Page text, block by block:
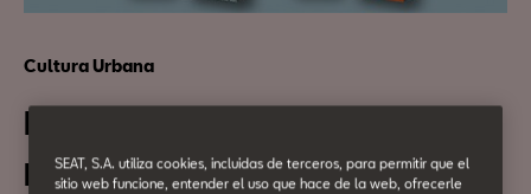
Cultura Urbana
BCN Film Fest: Vides de
pel·lícula
SEAT, S.A. utiliza cookies, incluidas de terceros, para permitir que el
sitio web funcione, entender el uso que hace de la web, ofrecerle